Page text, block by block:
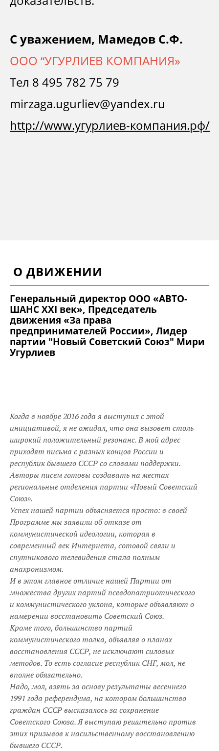
С уважением, Мамедов С.Ф.
ООО “УГУРЛИЕВ КОМПАНИЯ»
Тел 8 495 782 75 79
mirzaga.ugurliev@yandex.ru
http://www.угурлиев-компания.рф/
О ДВИЖЕНИИ
Генеральный директор ООО «АВТО-
ШАНС XXI век», Председатель
движения «За права
предпринимателей России», Лидер
партии "Новый Советский Союз" Мири
Угурлиев
Когда в ноябре 2016 года я выступил с этой
инициативой, я не ожидал, что она вызовет столь
широкий положительный резонанс. В мой адрес
приходят письма с разных концов России и
республик бывшего СССР со словами поддержки.
Авторы писем готовы создавать на местах
региональные отделения партии «Новый Советский
Союз».
Успех нашей партии объясняется просто: в своей
Программе мы заявили об отказе от
коммунистической идеологии, которая в
современный век Интернета, сотовой связи и
спутникового телевидения стала полным
анахронизмом.
И в этом главное отличие нашей Партии от
множества других партий псевдопатриотического
и коммунистического уклона, которые объявляют о
намерении восстановить Советский Союз.
Кроме того, большинство партий
коммунистического толка, объявляя о планах
восстановления СССР, не исключают силовых
методов. То есть согласие республик СНГ, мол, не
вполне обязательно.
Надо, мол, взять за основу результаты весеннего
1991 года референдума, на котором большинство
граждан СССР высказалось за сохранение
Советского Союза. Я выступаю решительно против
этих призывов к насильственному восстановлению
бывшего СССР.